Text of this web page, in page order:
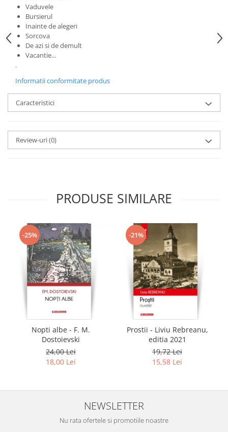
Vaduvele
Bursierul
Inainte de alegeri
Sorcova
De azi si de demult
Vacantie...
.
Informatii conformitate produs
Caracteristici
Review-uri(0)
PRODUSE SIMILARE
-25%
Nopti albe - F. M.
Dostoievski
24,00 Lei
18,00 Lei
-21%
Prostii - Liviu Rebreanu,
editia 2021
19,72 Lei
15,58 Lei
NEWSLETTER
Nu rata ofertele si promotiile noastre